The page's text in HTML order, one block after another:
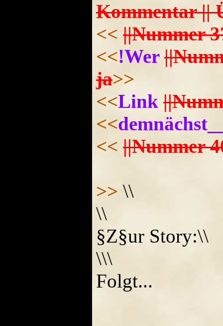
Kommentar ||
<< ||Nummer
<<!Wer
ja>>
<<Link
<<
<< ||Nummer
>> \\
\\
§Z§ur Story:\\
\\\
Folgt...